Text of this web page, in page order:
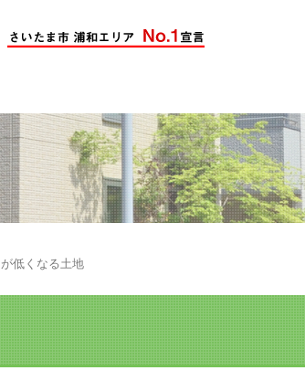
売却活動 売却され
はじめての売却 不動産売
購入されたお客様の声 不動産購
低くなる土地